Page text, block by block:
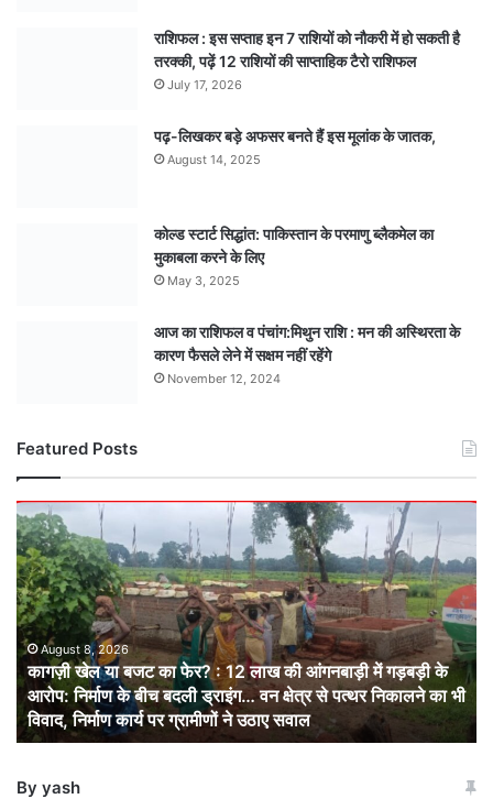
राशिफल : इस सप्ताह इन 7 राशियों को नौकरी में हो सकती है
तरक्की, पढ़ें 12 राशियों की साप्ताहिक टैरो राशिफल
July 17, 2026
पढ़-लिखकर बड़े अफसर बनते हैं इस मूलांक के जातक,
August 14, 2025
कोल्ड स्टार्ट सिद्धांत: पाकिस्तान के परमाणु ब्लैकमेल का
मुकाबला करने के लिए
May 3, 2025
आज का राशिफल व पंचांग:मिथुन राशि : मन की अस्थिरता के
कारण फैसले लेने में सक्षम नहीं रहेंगे
November 12, 2024
Featured Posts
कागज़ी
खेल
या
बजट
का
फेर?
:
12
लाख
की
आंगनबाड़ी
गड़बड़ी
August 8, 2026
कागज़ी खेल या बजट का फेर? : 12 लाख की आंगनबाड़ी में गड़बड़ी के
आरोप: निर्माण के बीच बदली ड्राइंग… वन क्षेत्र से पत्थर निकालने का भी
विवाद, निर्माण कार्य पर ग्रामीणों ने उठाए सवाल
By yash